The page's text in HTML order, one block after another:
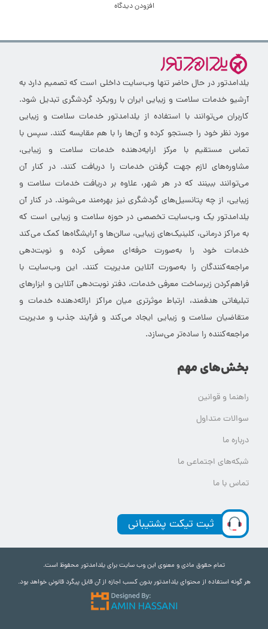
افزودن دیدگاه
یلدامدتور در حال حاضر تنها وب‌سایت داخلی است که تصمیم دارد به
آرشیو خدمات سلامت و زیبایی ایران با رویکرد گردشگری تبدیل شود.
کاربران می‌توانند با استفاده از یلدامدتور خدمات سلامت و زیبایی
مورد نظر خود را جستجو کرده و آن‌ها را با هم مقایسه کنند. سپس با
تماس مستقیم با مرکز ارایه‌دهنده خدمات سلامت و زیبایی،
مشاوره‌های لازم جهت گرفتن خدمات را دریافت کنند. در کنار آن
می‌توانند ببینند که در هر شهر، علاوه بر دریافت خدمات سلامت و
زیبایی، از چه پتانسیل‌های گردشگری نیز بهره‌مند می‌شوند. در کنار آن
یلدامدتور یک وب‌سایت تخصصی در حوزه سلامت و زیبایی است که
به مراکز درمانی، کلینیک‌های زیبایی، سالن‌ها و آرایشگاه‌ها کمک می‌کند
خدمات خود را به‌صورت حرفه‌ای معرفی کرده و نوبت‌دهی
مراجعه‌کنندگان را به‌صورت آنلاین مدیریت کنند. این وب‌سایت با
فراهم‌کردن زیرساخت معرفی خدمات، دفتر نوبت‌دهی آنلاین و ابزارهای
تبلیغاتی هدفمند، ارتباط موثرتری میان مراکز ارائه‌دهنده خدمات و
متقاضیان سلامت و زیبایی ایجاد می‌کند و فرآیند جذب و مدیریت
مراجعه‌کننده را ساده‌تر می‌سازد.
بخش‌های مهم
راهنما و قوانین
سوالات متداول
درباره ما
شبکه‌های اجتماعی ما
تماس با ما
ثبت تیکت پشتیبانی
تمام حقوق مادی و معنوی این وب سایت برای یلدامدتور محفوظ است.
هر گونه استفاده از محتوای یلدامدتور بدون کسب اجازه از آن قابل پیگرد قانونی خواهد بود.